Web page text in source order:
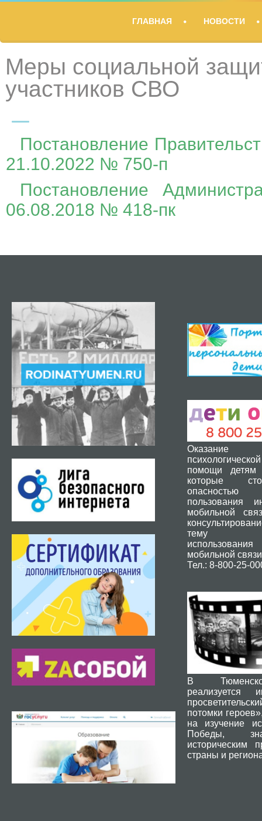
ГЛАВНАЯ НОВОСТИ
Меры социальной
участников СВО
Постановление
21.10.2022 № 750-п
Постановление
06.08.2018 № 418-пк
Оказание
помощи детям
которые
пользования
мобильной
тему
мобильной
Тел.: 8-800-25-
В
реализуется
потомки
на изучение
Победы,
историческим
страны и